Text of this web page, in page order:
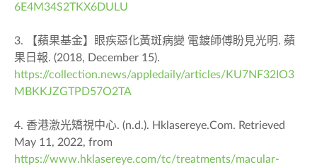
6E4M34S2TKX6DULU
3. 【蘋果基金】眼疾惡化黃斑病變 電鍍師傅盼見光明. 蘋
果日報. (2018, December 15).
https://collection.news/appledaily/articles/KU7NF32IO3
MBKKJZGTPD57O2TA
4. 香港激光矯視中心. (n.d.). Hklasereye.Com. Retrieved
May 11, 2022, from
https://www.hklasereye.com/tc/treatments/macular-